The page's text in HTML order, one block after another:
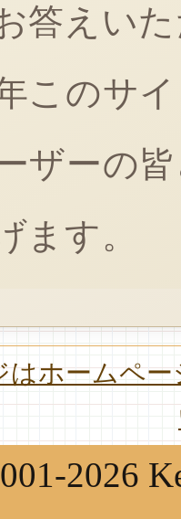
答えい
このサ
ザーの
ます。
ホームペ
2026